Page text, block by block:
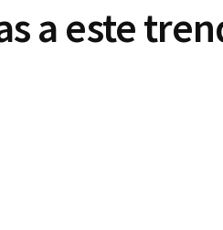
a este